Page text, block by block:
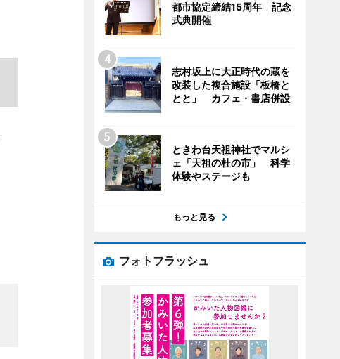
都市協定締結15周年 記念
式典開催
志村坂上に大正時代の蔵を
改装した複合施設「板橋と
とと」 カフェ・書店併設
ときわ台天祖神社でマルシ
ェ「天祖の杜の市」 科学
体験やステージも
もっと見る
フォトフラッシュ